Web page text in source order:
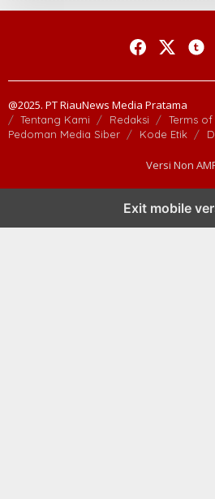
@2025. PT RiauNews Media Pratama
Tentang Kami Redaksi
Terms
Pedoman Media Siber
Kode Etik
Versi Non
Exit mobile